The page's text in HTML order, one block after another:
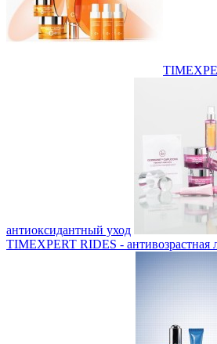
антиоксидантный уход
TIMEXPERT RIDES - антивозрастная